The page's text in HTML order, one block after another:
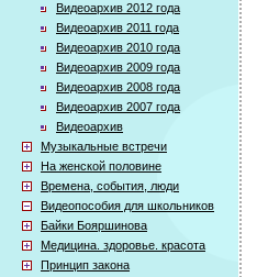
Видеоархив 2012 года
Видеоархив 2011 года
Видеоархив 2010 года
Видеоархив 2009 года
Видеоархив 2008 года
Видеоархив 2007 года
Видеоархив
Музыкальные встречи
На женской половине
Времена, события, люди
Видеопособия для школьников
Байки Бояршинова
Медицина. здоровье. красота
Принцип закона